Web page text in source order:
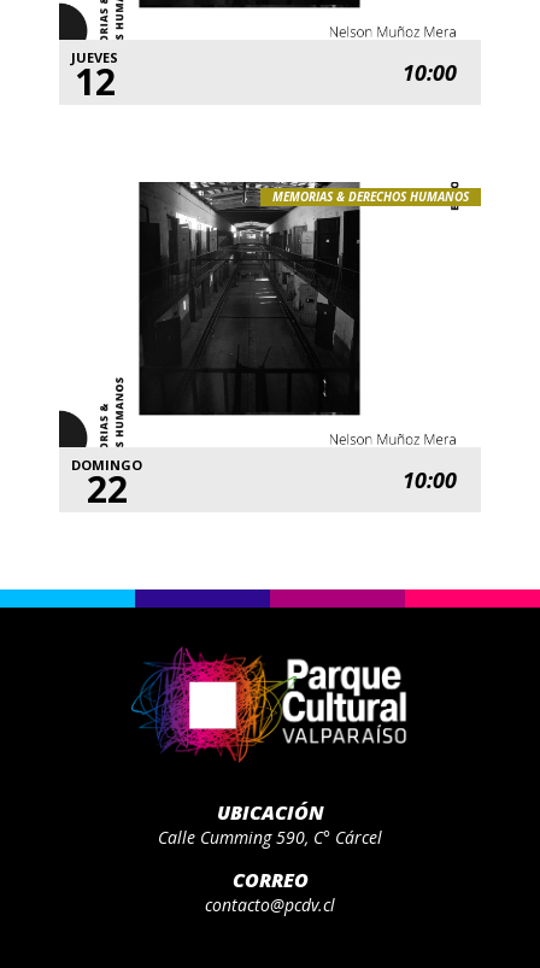
JUEVES
12 10:00
MEMORIAS & DERECHOS HUMANOS
DOMINGO
22 10:00
UBICACIÓN
Calle Cumming 590, C° Cárcel
CORREO
contacto@pcdv.cl